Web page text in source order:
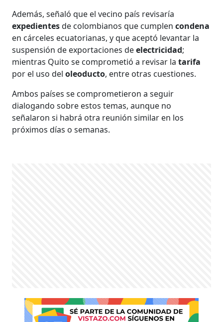
Además, señaló que el vecino país revisaría
expedientesde colombianos que cumplencondena
en cárceles ecuatorianas, y que aceptó levantar la
suspensión de exportaciones deelectricidad;
mientras Quito se comprometió a revisar latarifa
por el uso deloleoducto, entre otras cuestiones.
Ambos países se comprometieron a seguir
dialogando sobre estos temas, aunque no
señalaron si habrá otra reunión similar en los
próximos días o semanas.